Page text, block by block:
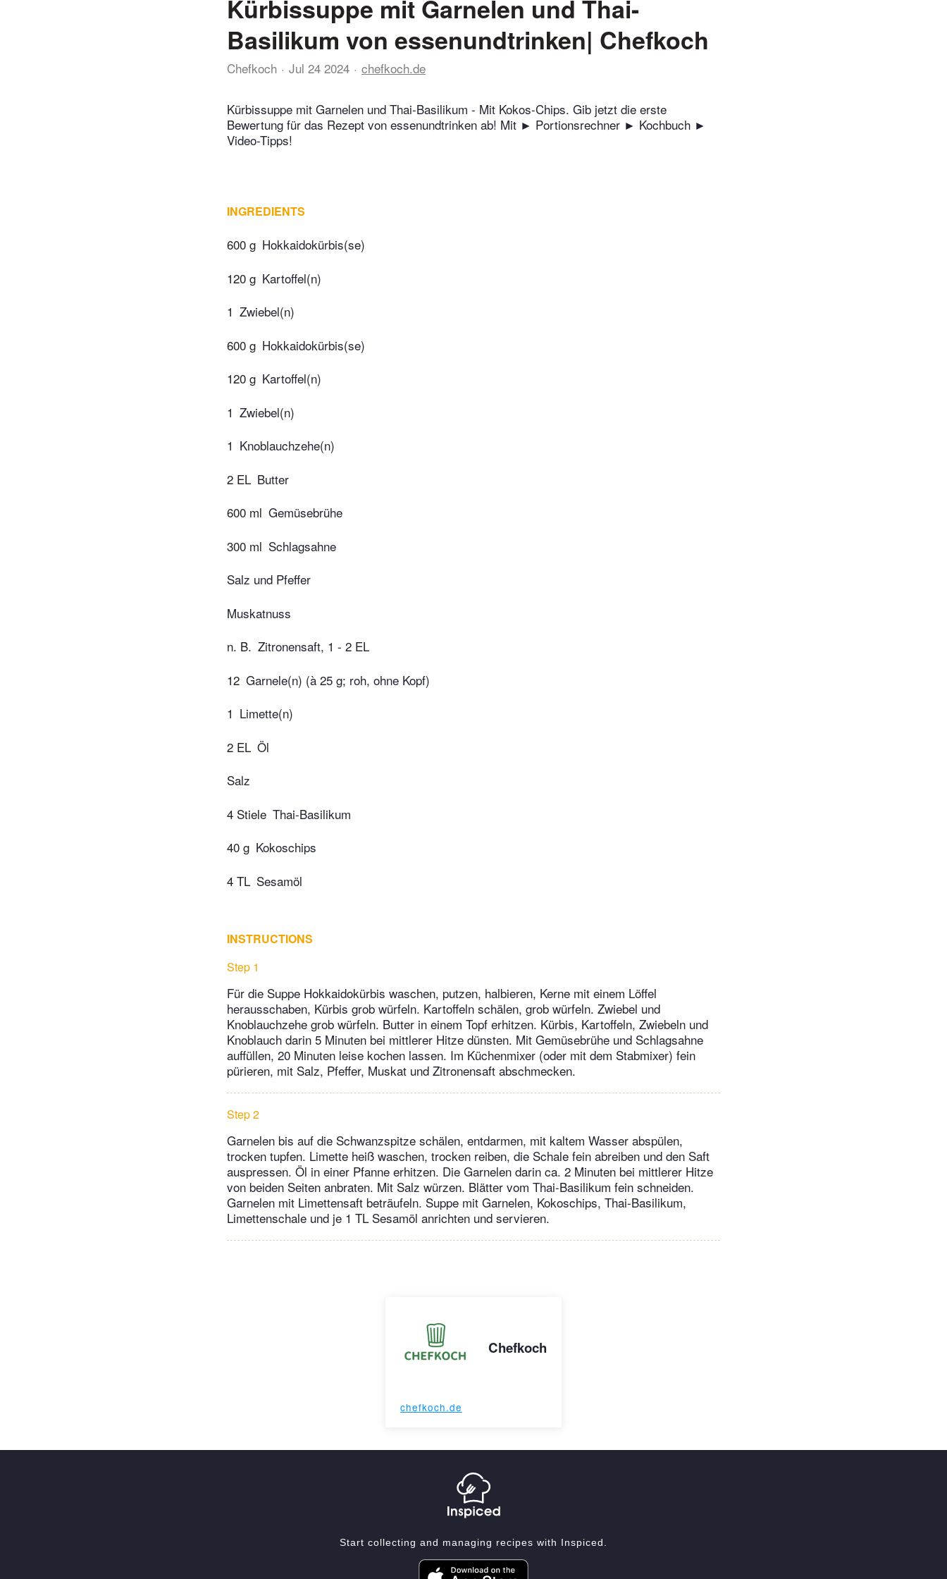
Kürbissuppe mit Garnelen und Thai-
Basilikum von essenundtrinken| Chefkoch
Chefkoch Jul 24 2024 chefkoch.de
Kürbissuppe mit Garnelen und Thai-Basilikum - Mit Kokos-Chips. Gib jetzt die erste
Bewertung für das Rezept von essenundtrinken ab! Mit ► Portionsrechner ► Kochbuch ►
Video-Tipps!
INGREDIENTS
600 g Hokkaidokürbis(se)
120 g Kartoffel(n)
1 Zwiebel(n)
600 g Hokkaidokürbis(se)
120 g Kartoffel(n)
1 Zwiebel(n)
1 Knoblauchzehe(n)
2 EL Butter
600 ml Gemüsebrühe
300 ml Schlagsahne
Salz und Pfeffer
Muskatnuss
n. B. Zitronensaft, 1 - 2 EL
12 Garnele(n) (à 25 g; roh, ohne Kopf)
1 Limette(n)
2 EL Öl
Salz
4 Stiele Thai-Basilikum
40 g Kokoschips
4 TL Sesamöl
INSTRUCTIONS
Step 1
Für die Suppe Hokkaidokürbis waschen, putzen, halbieren, Kerne mit einem Löffel
herausschaben, Kürbis grob würfeln. Kartoffeln schälen, grob würfeln. Zwiebel und
Knoblauchzehe grob würfeln. Butter in einem Topf erhitzen. Kürbis, Kartoffeln, Zwiebeln und
Knoblauch darin 5 Minuten bei mittlerer Hitze dünsten. Mit Gemüsebrühe und Schlagsahne
auffüllen, 20 Minuten leise kochen lassen. Im Küchenmixer (oder mit dem Stabmixer) fein
pürieren, mit Salz, Pfeffer, Muskat und Zitronensaft abschmecken.
Step 2
Garnelen bis auf die Schwanzspitze schälen, entdarmen, mit kaltem Wasser abspülen,
trocken tupfen. Limette heiß waschen, trocken reiben, die Schale fein abreiben und den Saft
auspressen. Öl in einer Pfanne erhitzen. Die Garnelen darin ca. 2 Minuten bei mittlerer Hitze
von beiden Seiten anbraten. Mit Salz würzen. Blätter vom Thai-Basilikum fein schneiden.
Garnelen mit Limettensaft beträufeln. Suppe mit Garnelen, Kokoschips, Thai-Basilikum,
Limettenschale und je 1 TL Sesamöl anrichten und servieren.
Chefkoch
chefkoch.de
Start collecting and managing recipes with Inspiced.